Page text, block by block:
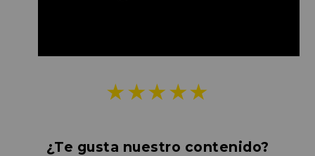
★★★★★
¿Te gusta nuestro contenido?